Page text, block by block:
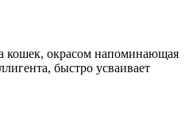
кошек, окрасом напоминающая
быстро усваивает